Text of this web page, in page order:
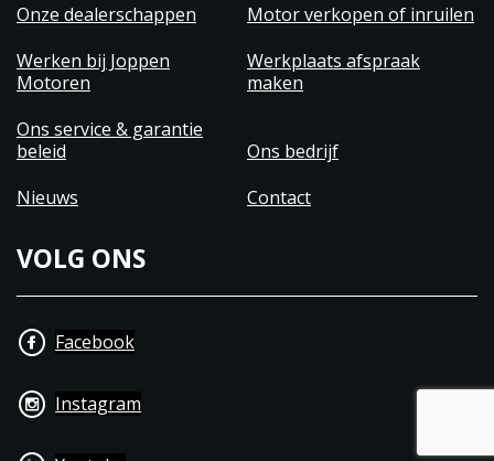
USB-poort
apparaten opladen en verbonden blijven met de
Verkrijgbaar in de kleuren, Black Gold, Black en
Onze dealerschappen
Motor verkopen of inruilen
Werken bij Joppen
Motoren
Werkplaats afspraak
maken
Ons service & garantie
beleid
Ons bedrijf
Nieuws
Contact
VOLG ONS
Facebook
Instagram